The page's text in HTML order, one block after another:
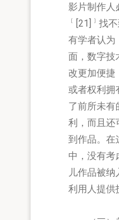
影片制作人
﹝ [21] ﹞ 找
有学者认为
面，数字技
改更加便捷
或者权利拥
了前所未有
利，而且还
到作品。在
中，没有考
儿作品被
利用人提供